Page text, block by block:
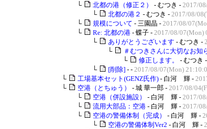
└
北都の港（修正２） - むつき - 2017/
└
北都の港２ - むつき - 2017/08/
└
規模について - 三園晶 - 2017/08/
└
Re: 北都の港 - 蝶子 - 2017/08/07(Mon)
└
ありがとうございます - むつき -
└
＃むつきさんに大切なお知
└
修正します。 - むつき -
└
[削除] - - 2017/08/07(Mon)
└
工場基本セット(GENZ氏作) - 白河 輝 -
└
空港（とちゅう） - 城 華一郎 - 2017/08/
└
空港（併設施設） - 白河 輝 - 2017/
└
流用大部品：空港 - 白河 輝 - 2017/
└
空港の警備体制（完成） - 白河 輝 -
└
空港の警備体制Ver2 - 白河 輝 -